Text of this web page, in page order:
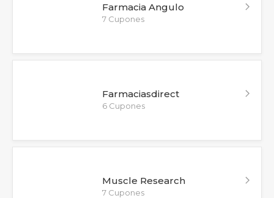
Farmacia Angulo
7 Cupones
Farmaciasdirect
6 Cupones
Muscle Research
7 Cupones